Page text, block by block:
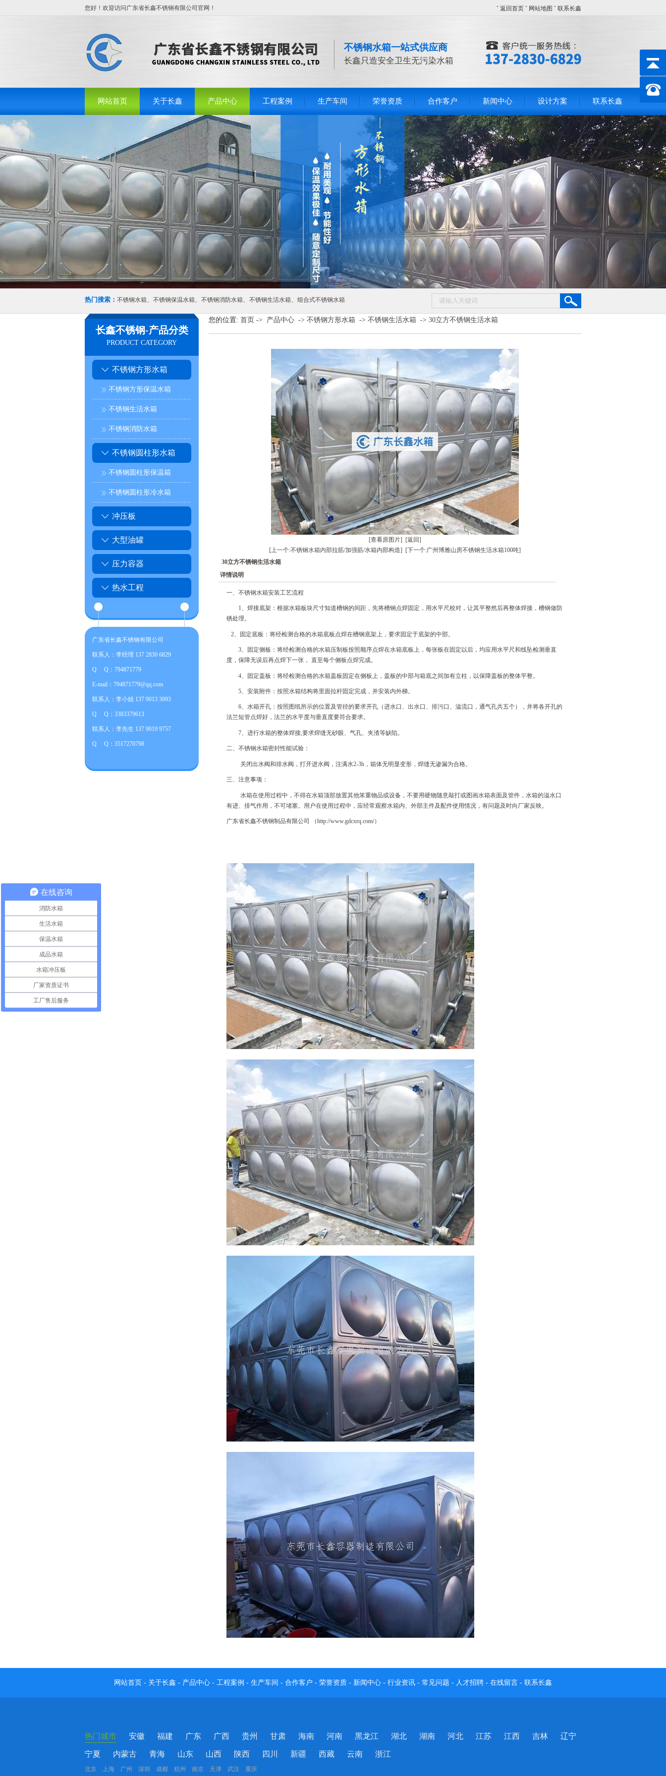
您好！欢迎访问广东省长鑫不锈钢有限公司官网！ ˇ 返回首页 ˇ 网站地图 ˇ 联系长鑫
不锈钢水箱一站式供应商
长鑫只造安全卫生无污染水箱
网站首页 关于长鑫 产品中心 工程案例 生产车间 荣誉资质 合作客户 新闻中心 设计方案 联系长鑫
热门搜索： 不锈钢水箱、 不锈钢保温水箱、 不锈钢消防水箱、 不锈钢生活水箱、 组合式不锈钢水箱
长鑫不锈钢-产品分类
PRODUCT CATEGORY
不锈钢方形水箱
不锈钢方形保温水箱
不锈钢生活水箱
不锈钢消防水箱
不锈钢圆柱形水箱
不锈钢圆柱形保温箱
不锈钢圆柱形冷水箱
冲压板
大型油罐
压力容器
热水工程
广东省长鑫不锈钢有限公司
联系人：李经理 137 2830 6829
Q Q：794871779
E-mail：794871779@qq.com
联系人：李小姐 137 9013 3093
Q Q：3383379613
联系人：李先生 137 9019 9757
Q Q：3517270798
您的位置: 首页 -> 产品中心 -> 不锈钢方形水箱 -> 不锈钢生活水箱 -> 30立方不锈钢生活水箱
[查看原图片] [返回]
[上一个:不锈钢水箱内部拉筋/加强筋/水箱内部构造] [下一个:广州博雅山房不锈钢生活水箱100吨]
30立方不锈钢生活水箱
详情说明
一、不锈钢水箱安装工艺流程
1、焊接底架：根据水箱板块尺寸知道槽钢的间距，先将槽钢点焊固定，用水平尺校对，让其平整然后再整体焊接，槽钢做防
锈处理。
2、固定底板：将经检测合格的水箱底板点焊在槽钢底架上，要求固定于底架的中部。
3、固定侧板：将经检测合格的水箱压制板按照顺序点焊在水箱底板上，每张板在固定以后，均应用水平尺和线坠检测垂直
度，保障无误后再点焊下一张， 直至每个侧板点焊完成。
4、固定盖板：将经检测合格的水箱盖板固定在侧板上，盖板的中部与箱底之间加有立柱，以保障盖板的整体平整。
5、安装附件：按照水箱结构将里面拉杆固定完成，并安装内外梯。
6、水箱开孔：按照图纸所示的位置及管径的要求开孔（进水口、出水口、排污口、溢流口，通气孔共五个），并将各开孔的
法兰短管点焊好，法兰的水平度与垂直度要符合要求。
7、进行水箱的整体焊接,要求焊缝无砂眼、气孔、夹渣等缺陷。
二、不锈钢水箱密封性能试验：
关闭出水阀和排水阀，打开进水阀，注满水2-3h，箱体无明显变形，焊缝无渗漏为合格。
三、 注意事项：
水箱在使用过程中，不得在水箱顶部放置其他笨重物品或设备，不要用硬物随意敲打或图画水箱表面及管件，水箱的溢水口
有进、排气作用，不可堵塞。用户在使用过程中，应经常观察水箱内、外部主件及配件使用情况，有问题及时向厂家反映。
广东省长鑫不锈钢制品有限公司 （http://www.gdcxrq.com/）
网站首页 - 关于长鑫 - 产品中心 - 工程案例 - 生产车间 - 合作客户 - 荣誉资质 - 新闻中心 - 行业资讯 - 常见问题 - 人才招聘 - 在线留言 - 联系长鑫
热门城市 安徽 福建 广东 广西 贵州 甘肃 海南 河南 黑龙江 湖北 湖南 河北 江苏 江西 吉林 辽宁
宁夏 内蒙古 青海 山东 山西 陕西 四川 新疆 西藏 云南 浙江
北京 上海 广州 深圳 成都 杭州 南京 天津 武汉 重庆
在线咨询
消防水箱
生活水箱
保温水箱
成品水箱
水箱冲压板
厂家资质证书
工厂售后服务